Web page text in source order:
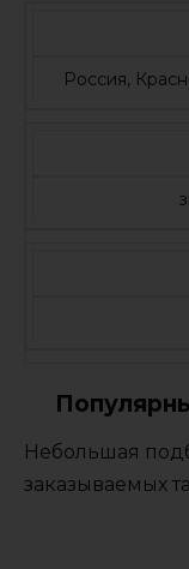
Россия,
Небольшая
заказываемых